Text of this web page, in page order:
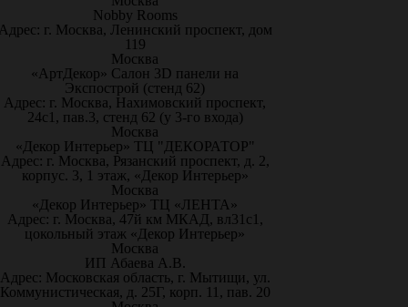
Nobby Rooms
г. Москва, Ленинский проспект, дом
119
Москва
«АртДекор» Салон 3D панели на
Экспострой (стенд 62)
Адрес: г. Москва, Нахимовский проспект,
24с1, пав.3, стенд 62 (у 3-го входа)
Москва
«Декор Интерьер» ТЦ "ДЕКОРАТОР"
Адрес: г. Москва, Рязанский проспект, д. 2,
корпус. 3, 1 этаж, «Декор Интерьер»
Москва
«Декор Интерьер» ТЦ «ЛЕНТА»
Адрес: г. Москва, 47й км МКАД, вл31с1,
цокольный этаж «Декор Интерьер»
Москва
ИП Абаева А.В.
Адрес: Московская область, г. Мытищи, ул.
Коммунистическая, д. 25Г, корп. 11, пав. 20